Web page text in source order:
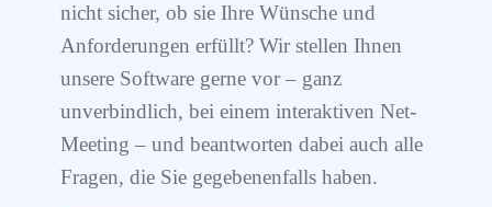
nicht sicher, ob sie Ihre Wünsche und
Anforderungen erfüllt? Wir stellen Ihnen
unsere Software gerne vor – ganz
unverbindlich, bei einem interaktiven Net-
Meeting – und beantworten dabei auch alle
Fragen, die Sie gegebenenfalls haben.